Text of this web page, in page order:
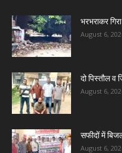
भरभराकर
August 6,
दो पिस्तौल व
August 6,
सफीदों में
August 6,